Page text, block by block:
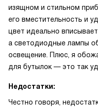
изящном и стильном
его вместительность и
цвет идеально
а светодиодные лампы
освещение. Плюс, я
для бутылок — это так
Недостатки:
Честно говоря,